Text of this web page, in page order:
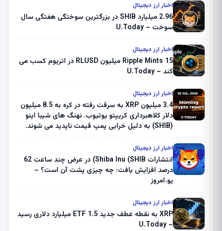
اخبار ارز دیجیتال
2.96 میلیارد SHIB در بزرگترین سوختگی هفتگی سال
سوخت – U.Today
اخبار ارز دیجیتال
Ripple Mints 15 میلیون RLUSD در اتریوم کسب می
کند – U.Today
اخبار ارز دیجیتال
3.4 میلیون XRP به سرقت رفته در کره به 8.5 میلیون
دلار کلاهبرداری کریپتو یوتیوب. نهنگ های شیبا اینو
(SHIB) به دلیل خرابی پمپ قیمت ناپدید می شوند.
ثبت کرد – گزارش کریپتو صبح – U.Today
اخبار ارز دیجیتال
انتشارات Shiba Inu (SHIB) در عرض چند ساعت 62
درصد افزایش یافت: چه چیزی پشت آن است؟ –
یو.امروز
اخبار ارز دیجیتال
XRP به نقطه عطف جدید ETF 1.5 میلیارد دلاری رسید
– U.Today